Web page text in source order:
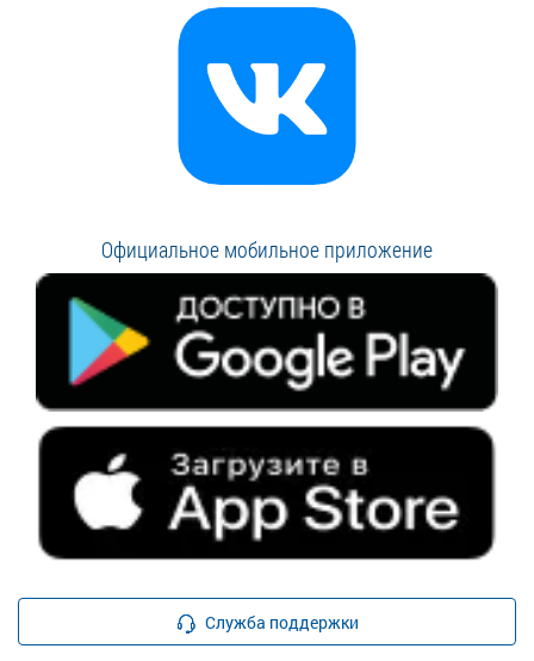
Официальное мобильное приложение
Служба поддержки